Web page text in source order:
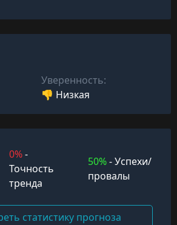
Уверенность:
👎 Низкая
0%-
Точность
тренда
50%- Успехи/
провалы
статистику прогноза